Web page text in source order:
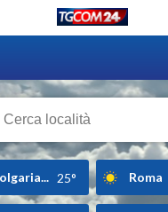
25° Roma